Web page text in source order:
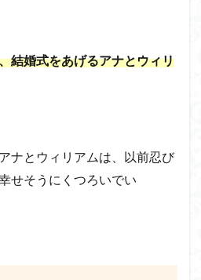
結婚式をあげるアナとウィリ
ナとウィリアムは、以前忍び
せそうにくつろいでい